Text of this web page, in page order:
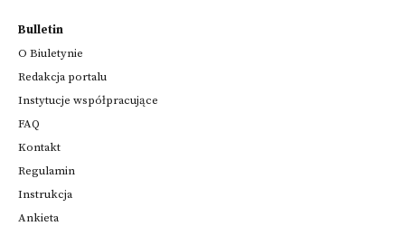
Bulletin
O Biuletynie
Redakcja portalu
Instytucje współpracujące
FAQ
Kontakt
Regulamin
Instrukcja
Ankieta